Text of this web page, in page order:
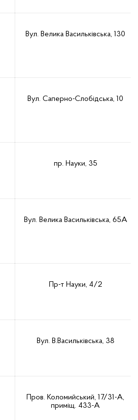
Вул. Велика Васильківська, 130
Вул. Саперно-Слобідська, 10
пр. Науки, 35
Вул. Велика Васильківська, 65А
Пр-т Науки, 4/2
Вул. В.Васильківська, 38
Пров. Коломийський, 17/31-А,
приміщ. 433-А